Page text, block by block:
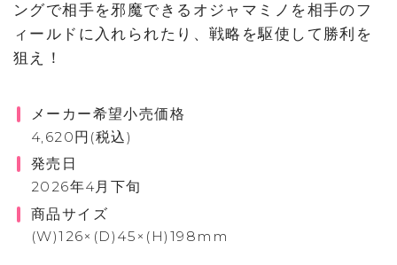
ングで相手を邪魔できるオジャマミノを相手のフ
ィールドに入れられたり、戦略を駆使して勝利を
狙え！
メーカー希望小売価格
4,620円(税込)
発売日
2026年4月下旬
商品サイズ
(W)126×(D)45×(H)198mm